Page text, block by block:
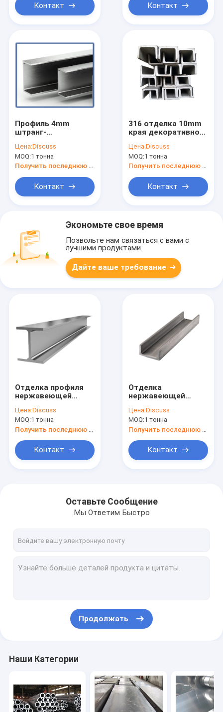
Дома
О Компании
Контакт Контакт
Профиль 4mm
штранг-
нержавеющей
стали формы u
отделка 304
кафельная
Цена:Discuss
MOQ:1 тонна
Получить последнюю цену
Контакт
316 отделка 10mm
края декоративного
нержавеющей
стали 304 каналов
Цена:Discuss
MOQ:1 тонна
Получить последнюю цену
Контакт
Экономьте свое время
Позвольте нам связаться с вами с
лучшими продуктами.
Дайте ваше требование
Отделка профиля
нержавеющей
201 304 316 316l
10mm
Цена:Discuss
MOQ:1 тонна
Контакт
Отделка
нержавеющей
направляет 201 304
316 316l 10mm
Цена:Discuss
MOQ:1 тонна
Контакт
Оставьте Сообщение
Мы Ответим Быстро
Продолжать
Наши Категории